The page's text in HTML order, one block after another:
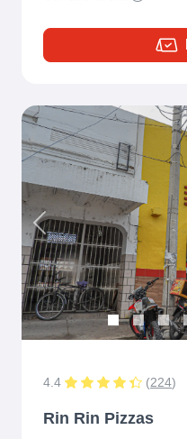
Previous
4.4 (224)
Rin Rin Pizzas